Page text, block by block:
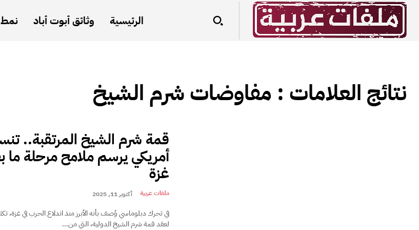
الرئيسية وثائق أبوت أباد نمط
نتائج العلامات : مفاوضات شرم الشيخ
قمة شرم الشيخ المرتقبة..
أمريكي يرسم ملامح مرحلة ما
غزة
ملفات عربية أكتوبر 11, 2025
في تحرك دبلوماسي وُصف بأنه الأبرز منذ اندلاع الحرب في غزة،
لعقد قمة شرم الشيخ الدولية، التي من...